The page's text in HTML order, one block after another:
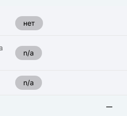
нет
n/a
n/a